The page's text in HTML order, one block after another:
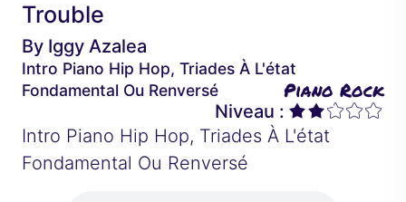
n
t
Trouble
By Iggy Azalea
Intro Piano Hip Hop, Triades À L'état
Fondamental Ou Renversé
Piano Rock
Niveau :
Intro Piano Hip Hop, Triades À L'état
Fondamental Ou Renversé